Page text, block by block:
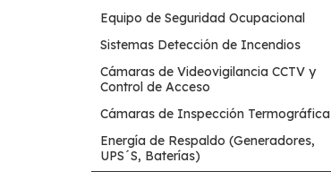
Equipo de Seguridad Ocupacional
Sistemas Detección de Incendios
Cámaras de Videovigilancia CCTV y
Control de Acceso
Cámaras de Inspección Termográfica
Energía de Respaldo (Generadores,
UPS´S, Baterías)